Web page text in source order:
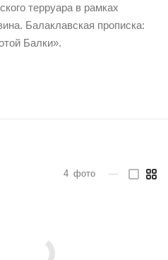
терруара в рамках
Балаклавская прописка:
Балки».
4 фото —